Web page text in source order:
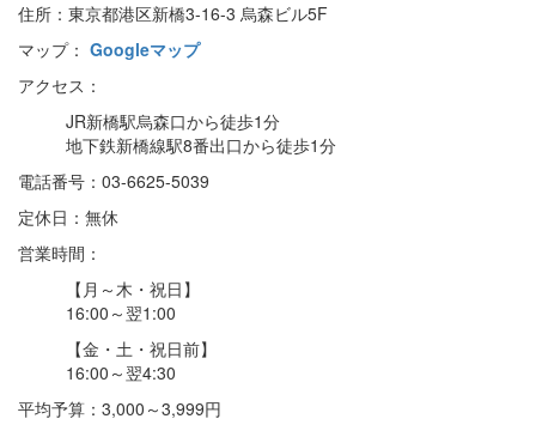
住所：東京都港区新橋3-16-3 烏森ビル5F
マップ： Googleマップ
アクセス：
JR新橋駅烏森口から徒歩1分
地下鉄新橋線駅8番出口から徒歩1分
電話番号：03-6625-5039
定休日：無休
営業時間：
【月～木・祝日】
16:00～翌1:00
【金・土・祝日前】
16:00～翌4:30
平均予算：3,000～3,999円